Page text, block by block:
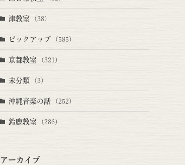
津教室 (38)
ピックアップ (585)
京都教室 (321)
未分類 (3)
沖縄音楽の話 (252)
鈴鹿教室 (286)
アーカイブ